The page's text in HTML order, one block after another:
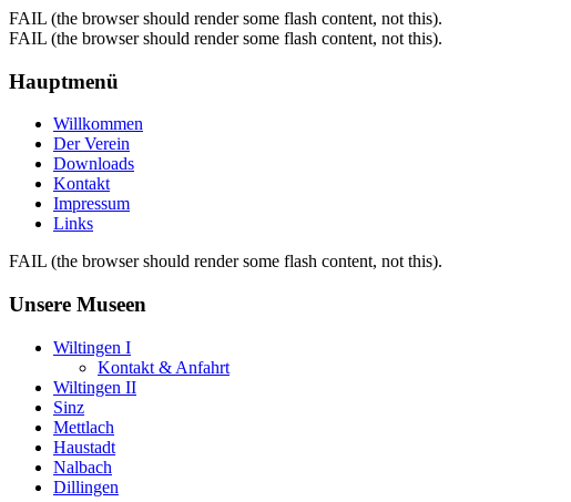
FAIL (the browser should render some flash content, not this).
FAIL (the browser should render some flash content, not this).
Hauptmenü
Willkommen
Der Verein
Downloads
Kontakt
Impressum
Links
FAIL (the browser should render some flash content, not this).
Unsere Museen
Wiltingen I
Kontakt & Anfahrt
Wiltingen II
Sinz
Mettlach
Haustadt
Nalbach
Dillingen